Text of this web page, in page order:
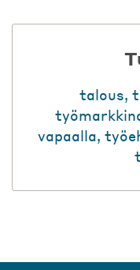
talous,
vapaalla,